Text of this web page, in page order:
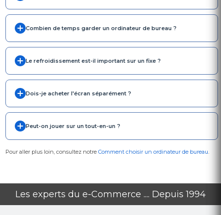
Combien de temps garder un ordinateur de bureau ?
Le refroidissement est-il important sur un fixe ?
Dois-je acheter l'écran séparément ?
Peut-on jouer sur un tout-en-un ?
Pour aller plus loin, consultez notre Comment choisir un ordinateur de bureau.
Les experts du e-Commerce .... Depuis 1994